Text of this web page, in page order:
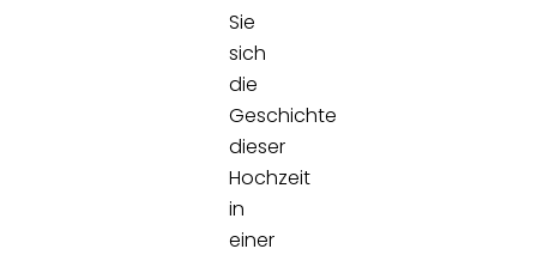
Sie
sich
die
Geschichte
dieser
Hochzeit
in
einer